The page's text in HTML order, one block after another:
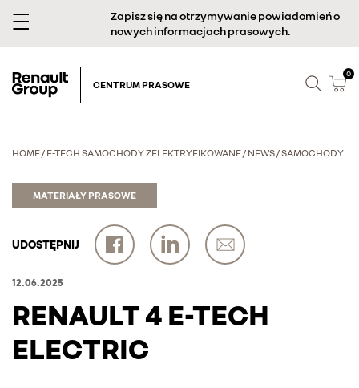
Zapisz się na otrzymywanie powiadomień o
nowych informacjach prasowych.
CENTRUM PRASOWE
0
HOME/ E-TECH SAMOCHODY ZELEKTRYFIKOWANE/ NEWS/SAMOCHODY
MATERIAŁY PRASOWE
UDOSTĘPNIJ
12.06.2025
RENAULT 4 E-TECH
ELECTRIC